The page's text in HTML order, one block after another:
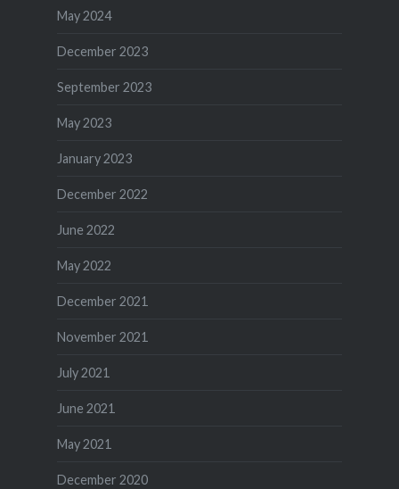
May 2024
December 2023
September 2023
May 2023
January 2023
December 2022
June 2022
May 2022
December 2021
November 2021
July 2021
June 2021
May 2021
December 2020